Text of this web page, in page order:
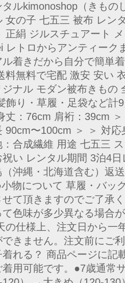
タルkimonoshop（きも
女の子 七五三 被布 レン
正絹 ジルスチュアート
レトロからアンティーク
ル着きだから自分で簡単
料無料で宅配 激安 安い
ナル モダン被布きもの
飾り・草履・足袋など計
丈：76cm 肩裄：39cm
90cm〜100cm ＞ ＞ 対
合成繊維 用途 七五三
い レンタル期間 3泊4
（沖縄・北海道含む）返
物について 草履・バッ
せて頂きますのでご了承
て色味が多少異なる場合
の仕様上、注文日から一
できません。注文前にご
着れる？ 商品ページに記
着用可能です。●7歳通